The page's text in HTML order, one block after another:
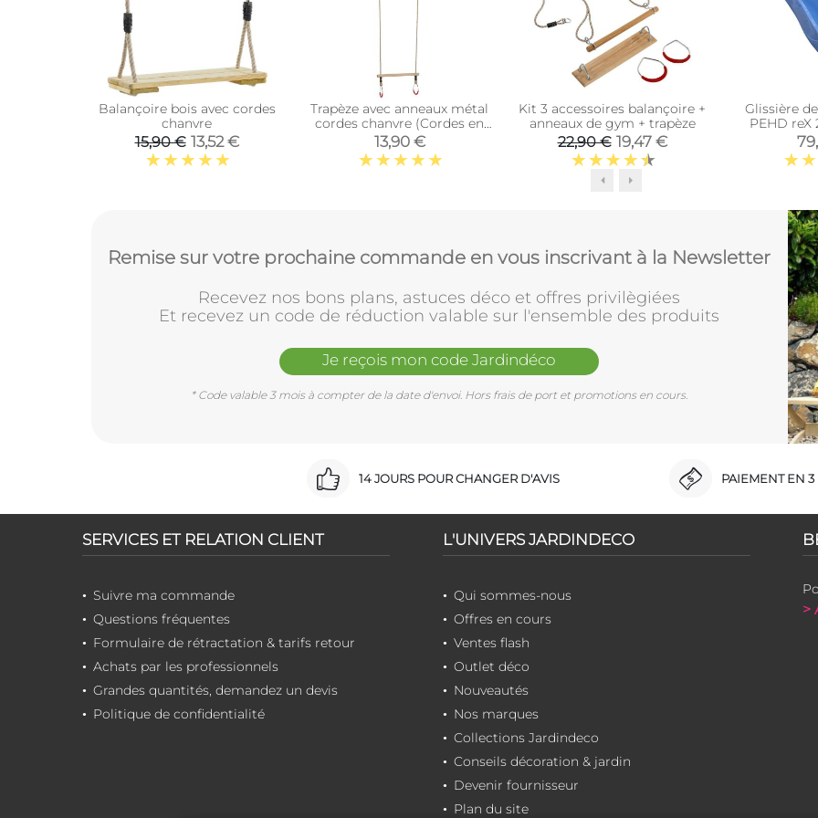
Balançoire bois avec cordes
chanvre
15,90 € 13,52 €
Trapèze avec anneaux métal
cordes chanvre (Cordes en
chanvre synthétique)
13,90 €
Kit 3 accessoires balançoire +
anneaux de gym + trapèze
22,90 € 19,47 €
Glissière
PEHD reX
Remise sur votre prochaine commande en vous inscrivant à la Newsletter
Recevez nos bons plans, astuces déco et offres privilègiées
Et recevez un code de réduction valable sur l'ensemble des produits
Je reçois mon code Jardindéco
* Code valable 3 mois à compter de la date d'envoi. Hors frais de port et promotions en cours.
14 JOURS POUR CHANGER D'AVIS PAIEMENT EN 3
SERVICES ET RELATION CLIENT
Suivre ma commande
Questions fréquentes
Formulaire de rétractation & tarifs retour
Achats par les professionnels
Grandes quantités, demandez un devis
Politique de confidentialité
L'UNIVERS JARDINDECO
Qui sommes-nous
Offres en cours
Ventes flash
Outlet déco
Nouveautés
Nos marques
Collections Jardindeco
Conseils décoration & jardin
Devenir fournisseur
Plan du site
>